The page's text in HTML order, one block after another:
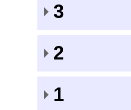
3
2
1